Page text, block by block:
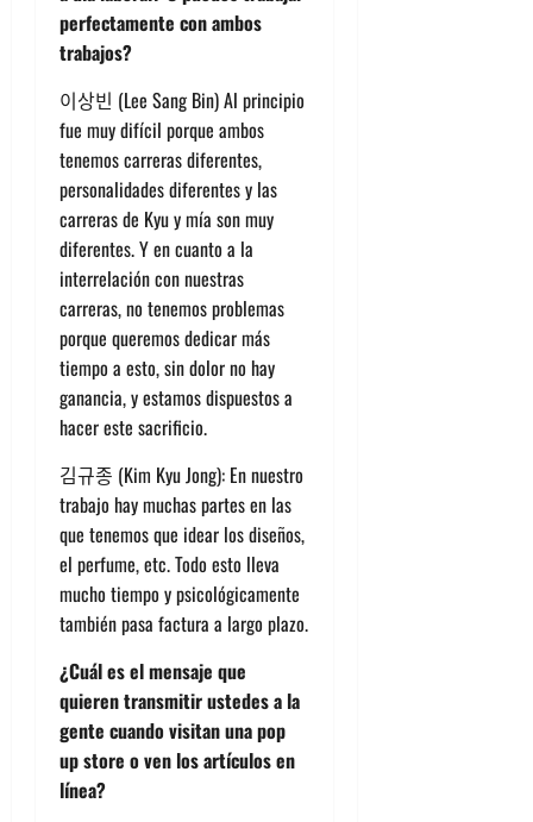
perfectamente con ambos
trabajos?
이상빈 (Lee Sang Bin) Al principio
fue muy difícil porque ambos
tenemos carreras diferentes,
personalidades diferentes y las
carreras de Kyu y mía son muy
diferentes. Y en cuanto a la
interrelación con nuestras
carreras, no tenemos problemas
porque queremos dedicar más
tiempo a esto, sin dolor no hay
ganancia, y estamos dispuestos a
hacer este sacrificio.
김규종 (Kim Kyu Jong): En nuestro
trabajo hay muchas partes en las
que tenemos que idear los diseños,
el perfume, etc. Todo esto lleva
mucho tiempo y psicológicamente
también pasa factura a largo plazo.
¿Cuál es el mensaje que
quieren transmitir ustedes a la
gente cuando visitan una pop
up store o ven los artículos en
línea?